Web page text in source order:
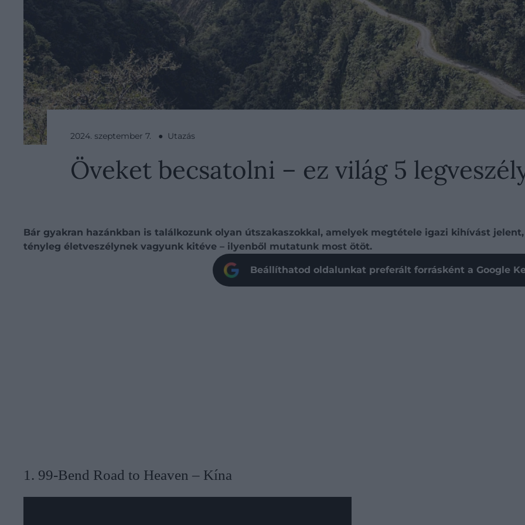
2024. szeptember 7. ● Utazás
Öveket becsatolni – ez világ 5
Bár gyakran hazánkban is találkozunk olyan útszakaszokkal, amelyek megtétele igazi kihívást
tényleg életveszélynek vagyunk kitéve – ilyenből mutatunk most ötöt.
Beállíthatod oldalunkat preferált forrásként a Google
1. 99-Bend Road to Heaven – Kína